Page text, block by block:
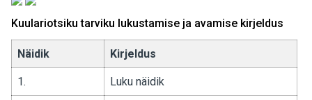
Kuulariotsiku tarviku lukustamise ja avamise kirjeldus
Näidik Kirjeldus
1. Luku näidik